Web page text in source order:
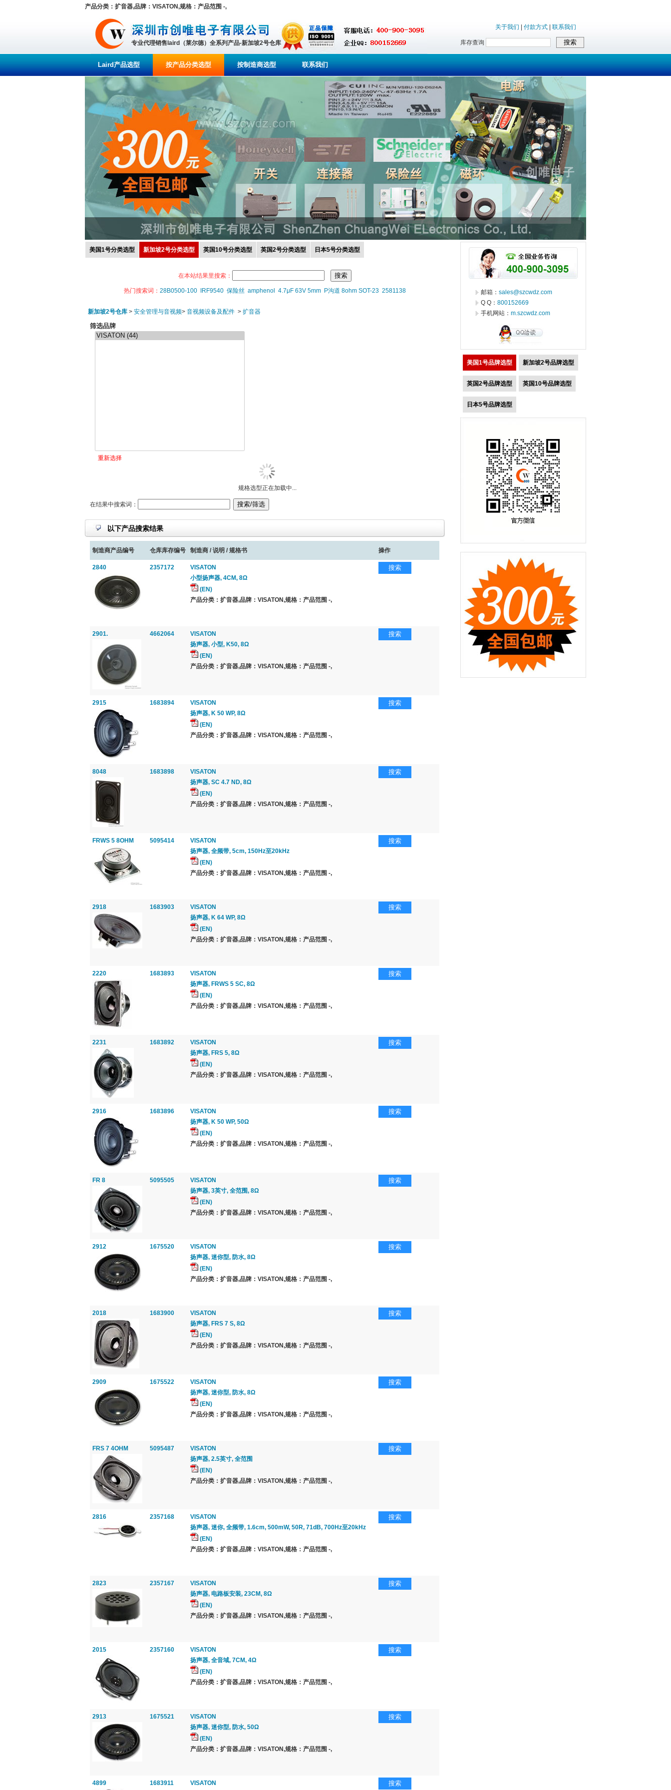
产品分类：扩音器,品牌：VISATON,规格：产品范围 -,
专业代理销售laird（莱尔德）全系列产品-新加坡2号仓库
关于我们 付款方式 联系我们
库存查询
Laird产品选型 按产品分类选型 按制造商选型 联系我们
美国1号分类选型 新加坡2号分类选型 英国10号分类选型 英国2号分类选型 日本5号分类选型
在本站结果里搜索：
热门搜索词： 28B0500-100 IRF9540 保险丝 amphenol 4.7μF 63V 5mm P沟道 8ohm SOT-23 2581138
新加坡2号仓库 > 安全管理与音视频> 音视频设备及配件 > 扩音器
筛选品牌
重新选择
规格选型正在加载中...
在结果中搜索词：
以下产品搜索结果
制造商产品编号 仓库库存编号 制造商 / 说明 / 规格书 操作
2840 2357172
VISATON
小型扬声器, 4CM, 8Ω
(EN)
产品分类：扩音器,品牌：VISATON,规格：产品范围 -,
搜索
2901. 4662064
VISATON
扬声器, 小型, K50, 8Ω
(EN)
产品分类：扩音器,品牌：VISATON,规格：产品范围 -,
搜索
2915 1683894
VISATON
扬声器, K 50 WP, 8Ω
(EN)
产品分类：扩音器,品牌：VISATON,规格：产品范围 -,
搜索
8048 1683898
VISATON
扬声器, SC 4.7 ND, 8Ω
(EN)
产品分类：扩音器,品牌：VISATON,规格：产品范围 -,
搜索
FRWS 5 8OHM 5095414
VISATON
扬声器, 全频带, 5cm, 150Hz至20kHz
(EN)
产品分类：扩音器,品牌：VISATON,规格：产品范围 -,
搜索
2918 1683903
VISATON
扬声器, K 64 WP, 8Ω
(EN)
产品分类：扩音器,品牌：VISATON,规格：产品范围 -,
搜索
2220 1683893
VISATON
扬声器, FRWS 5 SC, 8Ω
(EN)
产品分类：扩音器,品牌：VISATON,规格：产品范围 -,
搜索
2231 1683892
VISATON
扬声器, FRS 5, 8Ω
(EN)
产品分类：扩音器,品牌：VISATON,规格：产品范围 -,
搜索
2916 1683896
VISATON
扬声器, K 50 WP, 50Ω
(EN)
产品分类：扩音器,品牌：VISATON,规格：产品范围 -,
搜索
FR 8 5095505
VISATON
扬声器, 3英寸, 全范围, 8Ω
(EN)
产品分类：扩音器,品牌：VISATON,规格：产品范围 -,
搜索
2912 1675520
VISATON
扬声器, 迷你型, 防水, 8Ω
(EN)
产品分类：扩音器,品牌：VISATON,规格：产品范围 -,
搜索
2018 1683900
VISATON
扬声器, FRS 7 S, 8Ω
(EN)
产品分类：扩音器,品牌：VISATON,规格：产品范围 -,
搜索
2909 1675522
VISATON
扬声器, 迷你型, 防水, 8Ω
(EN)
产品分类：扩音器,品牌：VISATON,规格：产品范围 -,
搜索
FRS 7 4OHM 5095487
VISATON
扬声器, 2.5英寸, 全范围
(EN)
产品分类：扩音器,品牌：VISATON,规格：产品范围 -,
搜索
2816 2357168
VISATON
扬声器, 迷你, 全频带, 1.6cm, 500mW, 50R, 71dB, 700Hz至20kHz
(EN)
产品分类：扩音器,品牌：VISATON,规格：产品范围 -,
搜索
2823 2357167
VISATON
扬声器, 电路板安装, 23CM, 8Ω
(EN)
产品分类：扩音器,品牌：VISATON,规格：产品范围 -,
搜索
2015 2357160
VISATON
扬声器, 全音域, 7CM, 4Ω
(EN)
产品分类：扩音器,品牌：VISATON,规格：产品范围 -,
搜索
2913 1675521
VISATON
扬声器, 迷你型, 防水, 50Ω
(EN)
产品分类：扩音器,品牌：VISATON,规格：产品范围 -,
搜索
4899 1683911 VISATON 搜索
邮箱： sales@szcwdz.com
Q Q： 800152669
手机网站： m.szcwdz.com
美国1号品牌选型 新加坡2号品牌选型
英国2号品牌选型 英国10号品牌选型
日本5号品牌选型